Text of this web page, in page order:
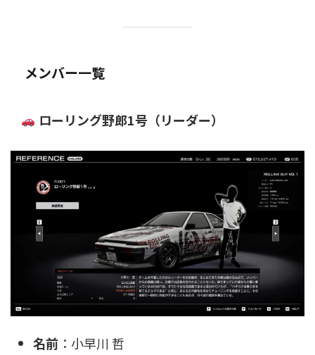
メンバー一覧
ローリング野郎1号（リーダー）
名前 ：小早川 哲